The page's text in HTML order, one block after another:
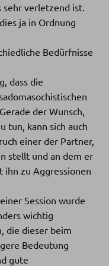
verletzend ist.
ja in Ordnung
Bedürfnisse
dass die
der Wunsch,
tun, kann sich auch
einer der Partner,
stellt und an dem er
ihn zu Aggressionen
Session wurde
wichtig
die dieser beim
Bedeutung
gute